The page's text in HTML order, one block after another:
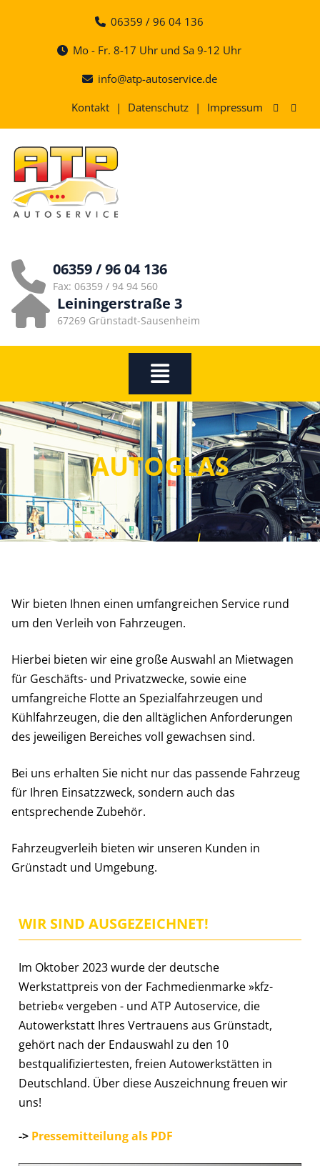
06359 / 96 04 136
Mo - Fr. 8-17 Uhr und Sa 9-12 Uhr
info@atp-autoservice.de
Kontakt | Datenschutz | Impressum
06359 / 96 04 136
Fax: 06359 / 94 94 560
Leiningerstraße 3
67269 Grünstadt-Sausenheim
AUTOGLAS
Wir bieten Ihnen einen umfangreichen Service rund
um den Verleih von Fahrzeugen.
Hierbei bieten wir eine große Auswahl an Mietwagen
für Geschäfts- und Privatzwecke, sowie eine
umfangreiche Flotte an Spezialfahrzeugen und
Kühlfahrzeugen, die den alltäglichen Anforderungen
des jeweiligen Bereiches voll gewachsen sind.
Bei uns erhalten Sie nicht nur das passende Fahrzeug
für Ihren Einsatzzweck, sondern auch das
entsprechende Zubehör.
Fahrzeugverleih bieten wir unseren Kunden in
Grünstadt und Umgebung.
WIR SIND AUSGEZEICHNET!
Im Oktober 2023 wurde der deutsche
Werkstattpreis von der Fachmedienmarke »kfz-
betrieb« vergeben - und ATP Autoservice, die
Autowerkstatt Ihres Vertrauens aus Grünstadt,
gehört nach der Endauswahl zu den 10
bestqualifiziertesten, freien Autowerkstätten in
Deutschland. Über diese Auszeichnung freuen wir
uns!
-> Pressemitteilung als PDF